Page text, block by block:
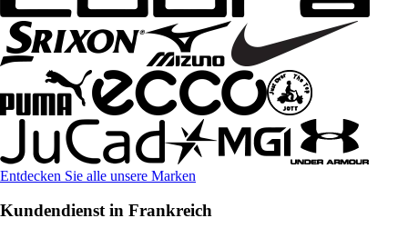
Entdecken Sie alle unsere Marken
Kundendienst in Frankreich